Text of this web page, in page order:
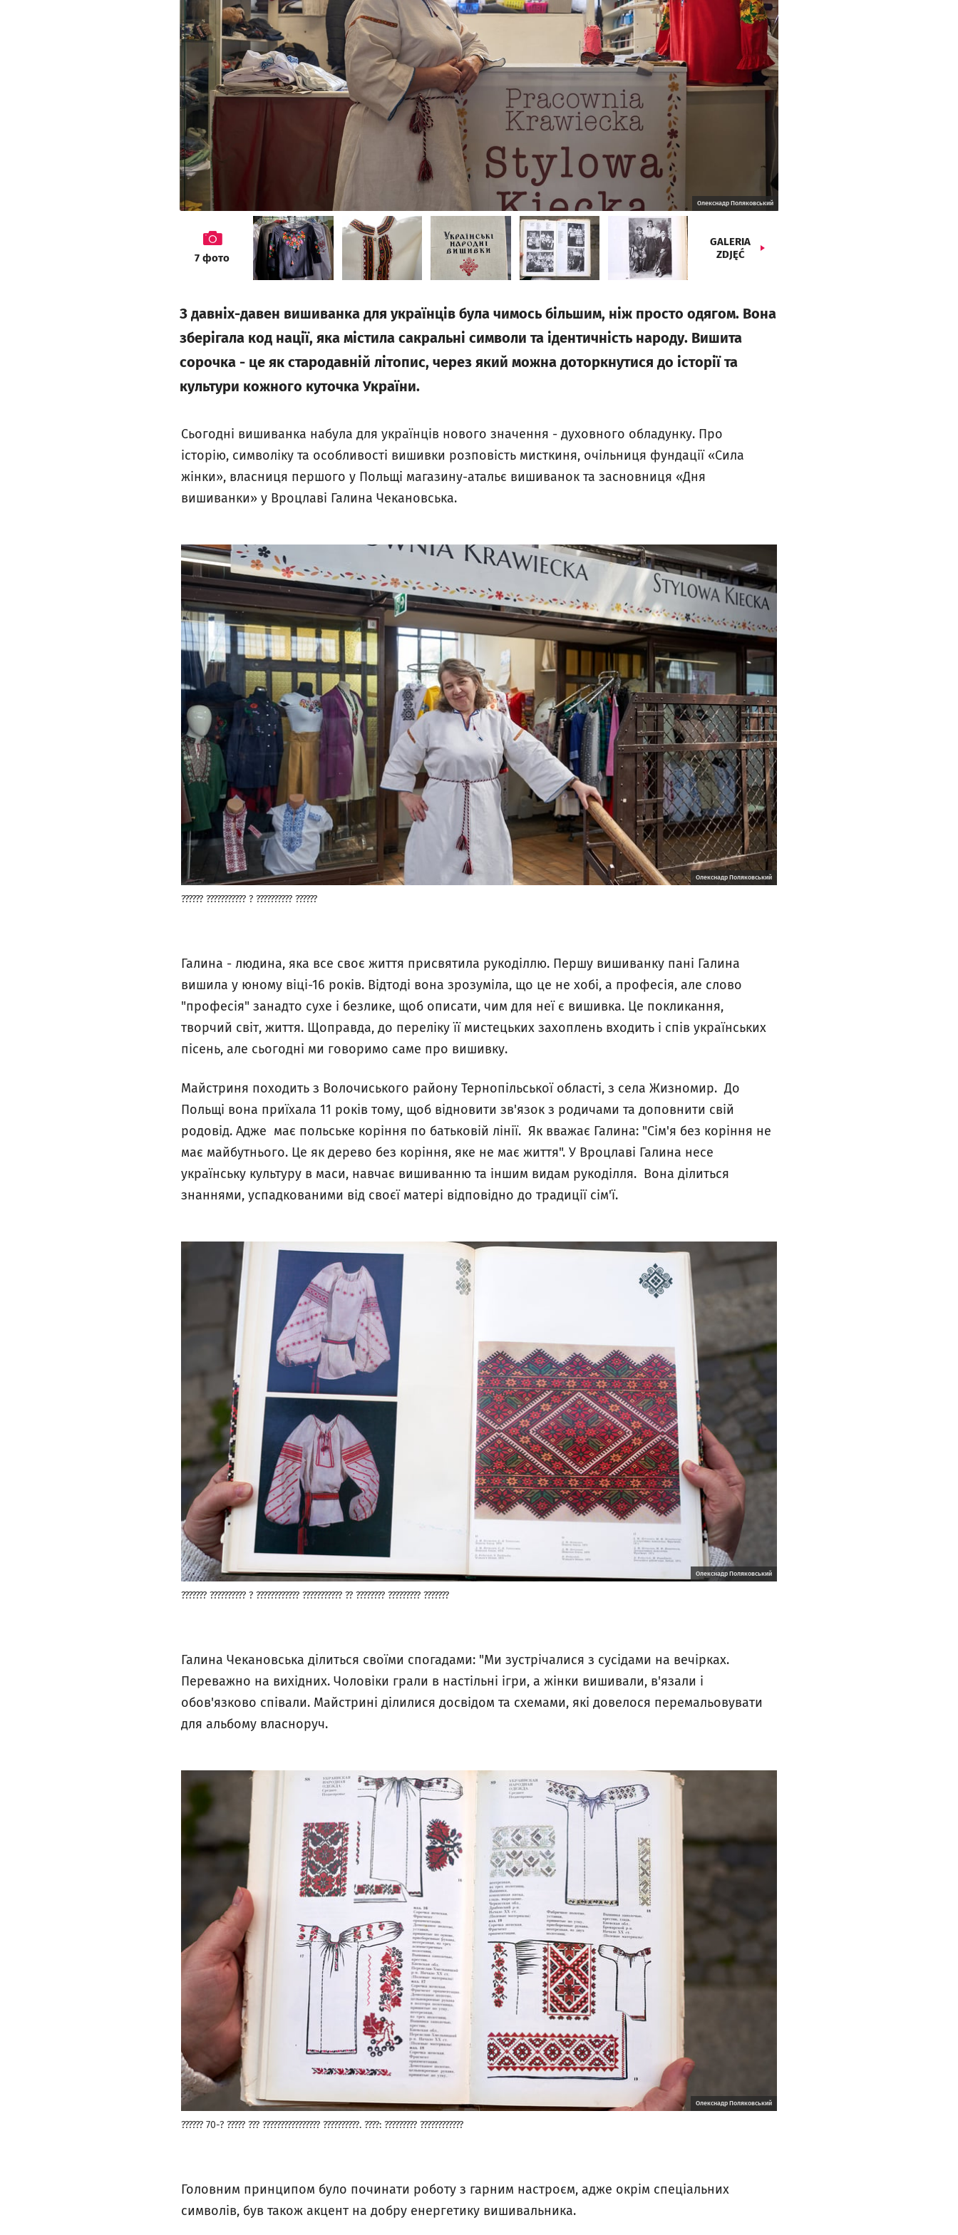
Олекснадр Поляковський
galeria
7 фото
GALERIA
ZDJĘĆ
З давніх-давен вишиванка для українців була чимось більшим, ніж просто одягом. Вона
зберігала код нації, яка містила сакральні символи та ідентичність народу. Вишита
сорочка - це як стародавній літопис, через який можна доторкнутися до історії та
культури кожного куточка України.
Сьогодні вишиванка набула для українців нового значення - духовного обладунку. Про
історію, символіку та особливості вишивки розповість мисткиня, очільниця фундації «Сила
жінки», власниця першого у Польщі магазину-атальє вишиванок та засновниця «Дня
вишиванки» у Вроцлаві Галина Чекановська.
Олекснадр Поляковський
?????? ??????????? ? ?????????? ??????
Галина - людина, яка все своє життя присвятила рукоділлю. Першу вишиванку пані Галина
вишила у юному віці-16 років. Відтоді вона зрозуміла, що це не хобі, а професія, але слово
"професія" занадто сухе і безлике, щоб описати, чим для неї є вишивка. Це покликання,
творчий світ, життя. Щоправда, до переліку її мистецьких захоплень входить і спів українських
пісень, але сьогодні ми говоримо саме про вишивку.
Майстриня походить з Волочиського району Тернопільської області, з села Жизномир. До
Польщі вона приїхала 11 років тому, щоб відновити зв'язок з родичами та доповнити свій
родовід. Адже має польське коріння по батьковій лінії. Як вважає Галина: "Сім'я без коріння не
має майбутнього. Це як дерево без коріння, яке не має життя". У Вроцлаві Галина несе
українську культуру в маси, навчає вишиванню та іншим видам рукоділля. Вона ділиться
знаннями, успадкованими від своєї матері відповідно до традиції сім'ї.
Олекснадр Поляковський
??????? ?????????? ? ???????????? ??????????? ?? ???????? ????????? ???????
Галина Чекановська ділиться своїми спогадами: "Ми зустрічалися з сусідами на вечірках.
Переважно на вихідних. Чоловіки грали в настільні ігри, а жінки вишивали, в'язали і
обов'язково співали. Майстрині ділилися досвідом та схемами, які довелося перемальовувати
для альбому власноруч.
Олекснадр Поляковський
?????? 70-? ????? ??? ???????????????? ??????????. ????: ????????? ????????????
Головним принципом було починати роботу з гарним настроєм, адже окрім спеціальних
символів, був також акцент на добру енергетику вишивальника.